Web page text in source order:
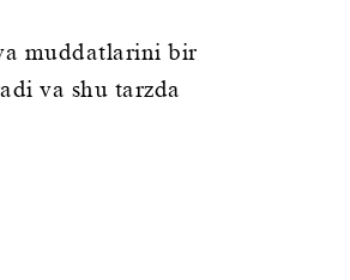
muddatlarini bir
va shu tarzda